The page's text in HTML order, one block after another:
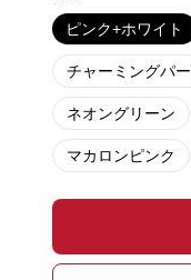
ピンク+ホワイト
チャーミングパ
ネオングリーン
マカロンピンク